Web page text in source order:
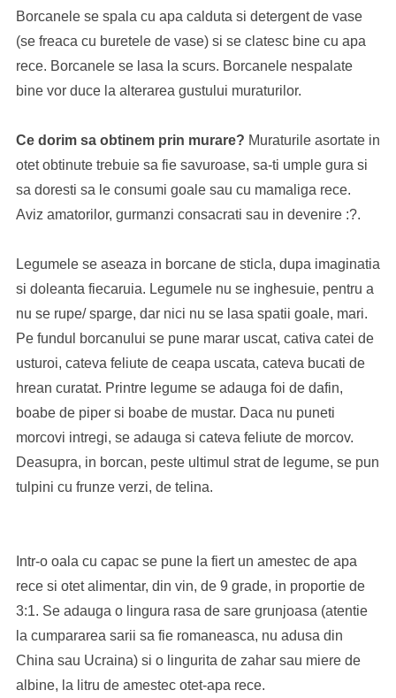
Borcanele se spala cu apa calduta si detergent de vase
(se freaca cu buretele de vase) si se clatesc bine cu apa
rece. Borcanele se lasa la scurs. Borcanele nespalate
bine vor duce la alterarea gustului muraturilor.
Ce dorim sa obtinem prin murare? Muraturile asortate in
otet obtinute trebuie sa fie savuroase, sa-ti umple gura si
sa doresti sa le consumi goale sau cu mamaliga rece.
Aviz amatorilor, gurmanzi consacrati sau in devenire :?.
Legumele se aseaza in borcane de sticla, dupa imaginatia
si doleanta fiecaruia. Legumele nu se inghesuie, pentru a
nu se rupe/ sparge, dar nici nu se lasa spatii goale, mari.
Pe fundul borcanului se pune marar uscat, cativa catei de
usturoi, cateva feliute de ceapa uscata, cateva bucati de
hrean curatat. Printre legume se adauga foi de dafin,
boabe de piper si boabe de mustar. Daca nu puneti
morcovi intregi, se adauga si cateva feliute de morcov.
Deasupra, in borcan, peste ultimul strat de legume, se pun
tulpini cu frunze verzi, de telina.
Intr-o oala cu capac se pune la fiert un amestec de apa
rece si otet alimentar, din vin, de 9 grade, in proportie de
3:1. Se adauga o lingura rasa de sare grunjoasa (atentie
la cumpararea sarii sa fie romaneasca, nu adusa din
China sau Ucraina) si o lingurita de zahar sau miere de
albine, la litru de amestec otet-apa rece.